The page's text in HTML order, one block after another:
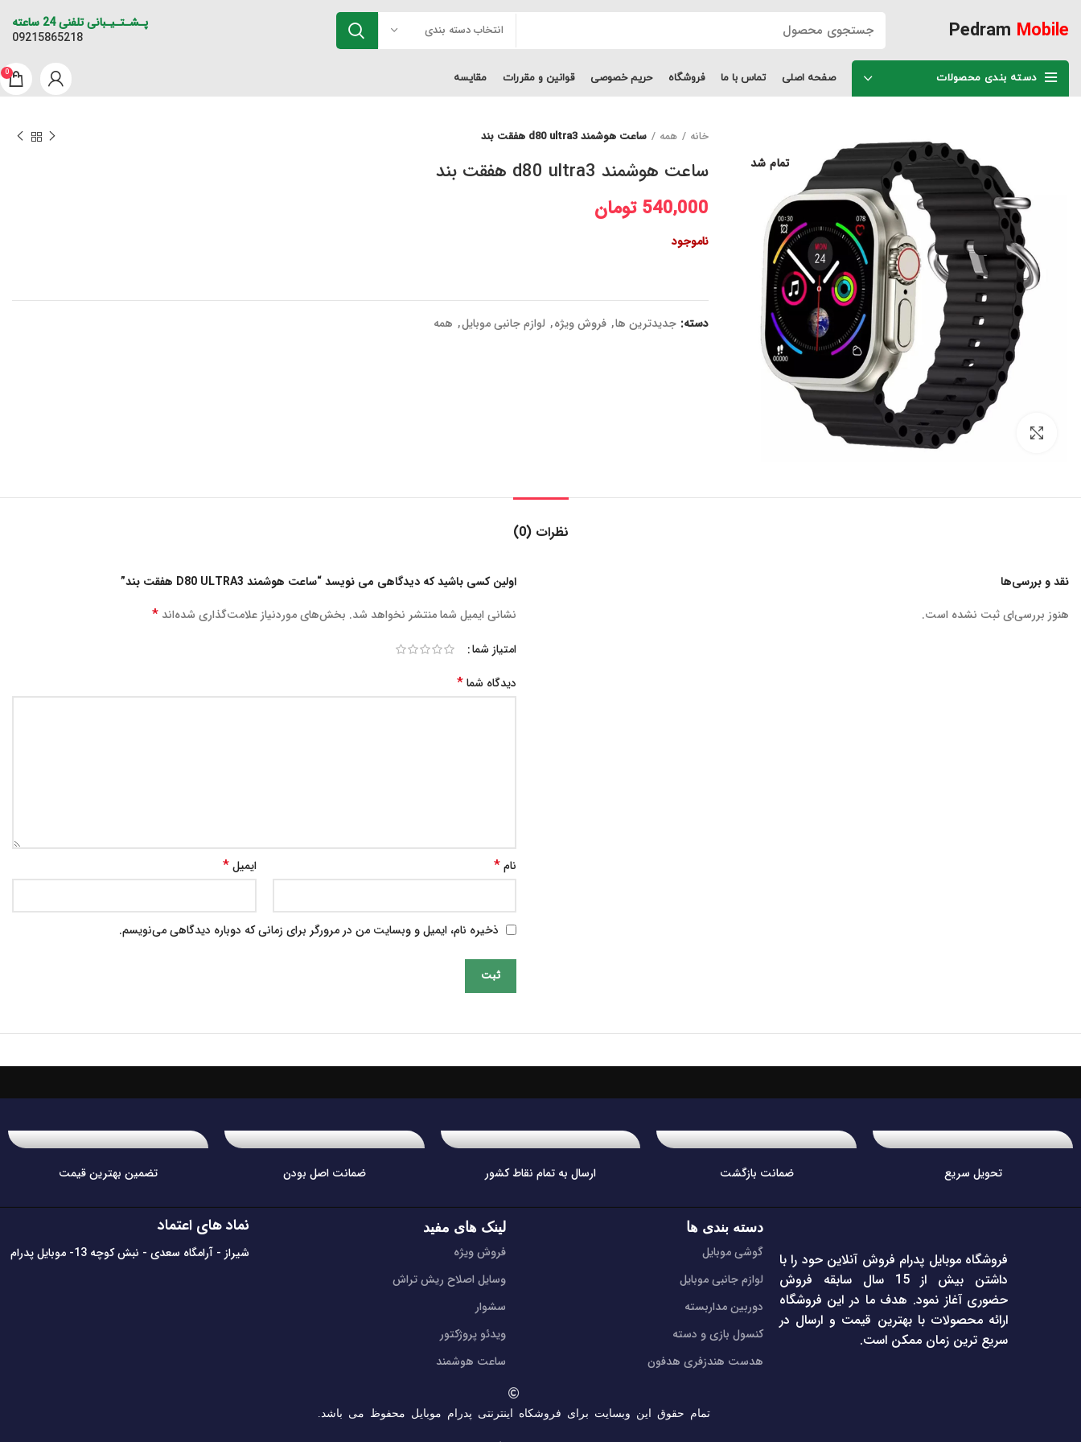
Pedram Mobile انتخاب دسته بندی
پـشـتـیـبانی تلفنی 24 ساعته
09215865218
دسته بندی محصولات صفحه اصلی تماس با ما فروشگاه حریم خصوصی قوانین و مقررات مقایسه 0
تمام شد
برای بزرگنمایی کلیک کنید
خانه همه ساعت هوشمند d80 ultra3 هفقت بند
ساعت هوشمند d80 ultra3 هفقت بند
540,000 تومان
ناموجود
دسته: جدیدترین ها, فروش ویژه, لوازم جانبی موبایل, همه
نظرات (0)
نقد و بررسی‌ها
هنوز بررسی‌ای ثبت نشده است.
اولین کسی باشید که دیدگاهی می نویسد “ساعت هوشمند D80 ULTRA3 هفقت بند”
نشانی ایمیل شما منتشر نخواهد شد. بخش‌های موردنیاز علامت‌گذاری شده‌اند *
امتیاز شما
دیدگاه شما*
نام* ایمیل*
ذخیره نام، ایمیل و وبسایت من در مرورگر برای زمانی که دوباره دیدگاهی می‌نویسم.
تحویل سریع ضمانت بازگشت ارسال به تمام نقاط کشور ضمانت اصل بودن تضمین بهترین قیمت
فروشگاه موبایل پدرام فروش آنلاین حود را با
داشتن بیش از 15 سال سابقه فروش
حضوری آغاز نمود. هدف ما در این فروشگاه
ارائه محصولات با بهترین قیمت و ارسال در
سریع ترین زمان ممکن است.
دسته بندی ها
گوشی موبایل
لوازم جانبی موبایل
دوربین مداربسته
کنسول بازی و دسته
هدست هندزفری هدفون
لینک های مفید
فروش ویژه
وسایل اصلاح ریش تراش
سشوار
ویدئو پروژکتور
ساعت هوشمند
نماد های اعتماد
شیراز - آرامگاه سعدی - نبش کوچه 13- موبایل پدرام
تمام حقوق این وبسایت برای فروشکاه اینترنتی پدرام موبایل محفوظ می باشد.